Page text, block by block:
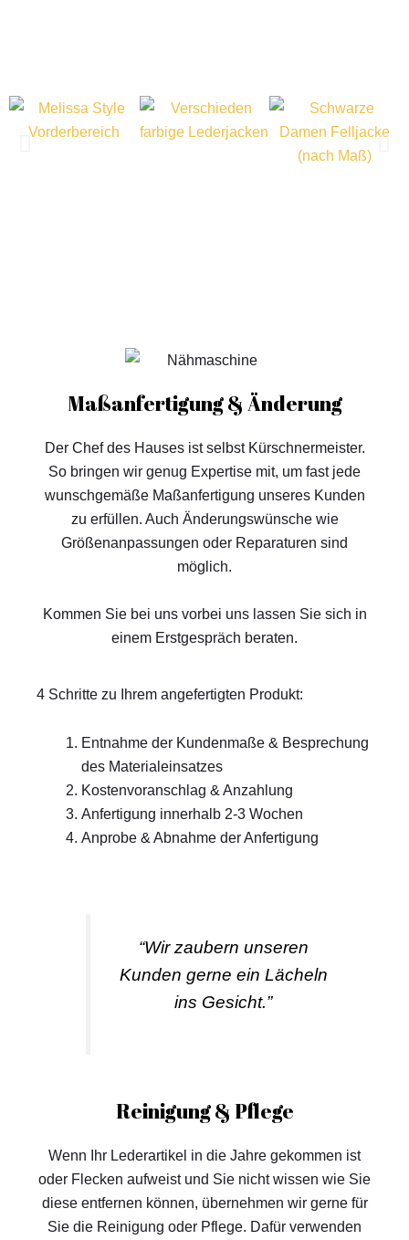
Maßanfertigung & Änderung
Der Chef des Hauses ist selbst Kürschnermeister.
So bringen wir genug Expertise mit, um fast jede
wunschgemäße Maßanfertigung unseres Kunden
zu erfüllen. Auch Änderungswünsche wie
Größenanpassungen oder Reparaturen sind
möglich.
Kommen Sie bei uns vorbei uns lassen Sie sich in
einem Erstgespräch beraten.
4 Schritte zu Ihrem angefertigten Produkt:
Entnahme der Kundenmaße & Besprechung
des Materialeinsatzes
Kostenvoranschlag & Anzahlung
Anfertigung innerhalb 2-3 Wochen
Anprobe & Abnahme der Anfertigung
“Wir zaubern unseren
Kunden gerne ein Lächeln
ins Gesicht.”
Reinigung & Pflege
Wenn Ihr Lederartikel in die Jahre gekommen ist
oder Flecken aufweist und Sie nicht wissen wie Sie
diese entfernen können, übernehmen wir gerne für
Sie die Reinigung oder Pflege. Dafür verwenden